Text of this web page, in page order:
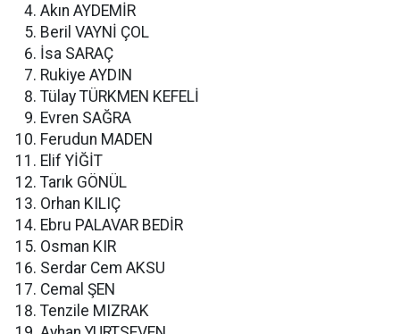
Akın AYDEMİR
Beril VAYNİ ÇOL
İsa SARAÇ
Rukiye AYDIN
Tülay TÜRKMEN KEFELİ
Evren SAĞRA
Ferudun MADEN
Elif YİĞİT
Tarık GÖNÜL
Orhan KILIÇ
Ebru PALAVAR BEDİR
Osman KIR
Serdar Cem AKSU
Cemal ŞEN
Tenzile MIZRAK